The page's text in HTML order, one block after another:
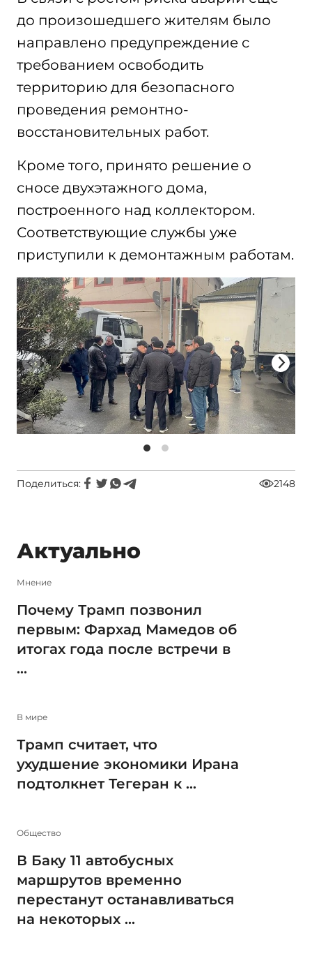
до произошедшего жителям было
направлено предупреждение с
требованием освободить
территорию для безопасного
проведения ремонтно-
восстановительных работ.
Кроме того, принято решение о
сносе двухэтажного дома,
построенного над коллектором.
Соответствующие службы уже
приступили к демонтажным работам.
Поделиться: 2148
Актуально
Мнение
Почему Трамп позвонил
первым: Фархад Мамедов об
итогах года после встречи в
...
В мире
Трамп считает, что
ухудшение экономики Ирана
подтолкнет Тегеран к ...
Общество
В Баку 11 автобусных
маршрутов временно
перестанут останавливаться
на некоторых ...